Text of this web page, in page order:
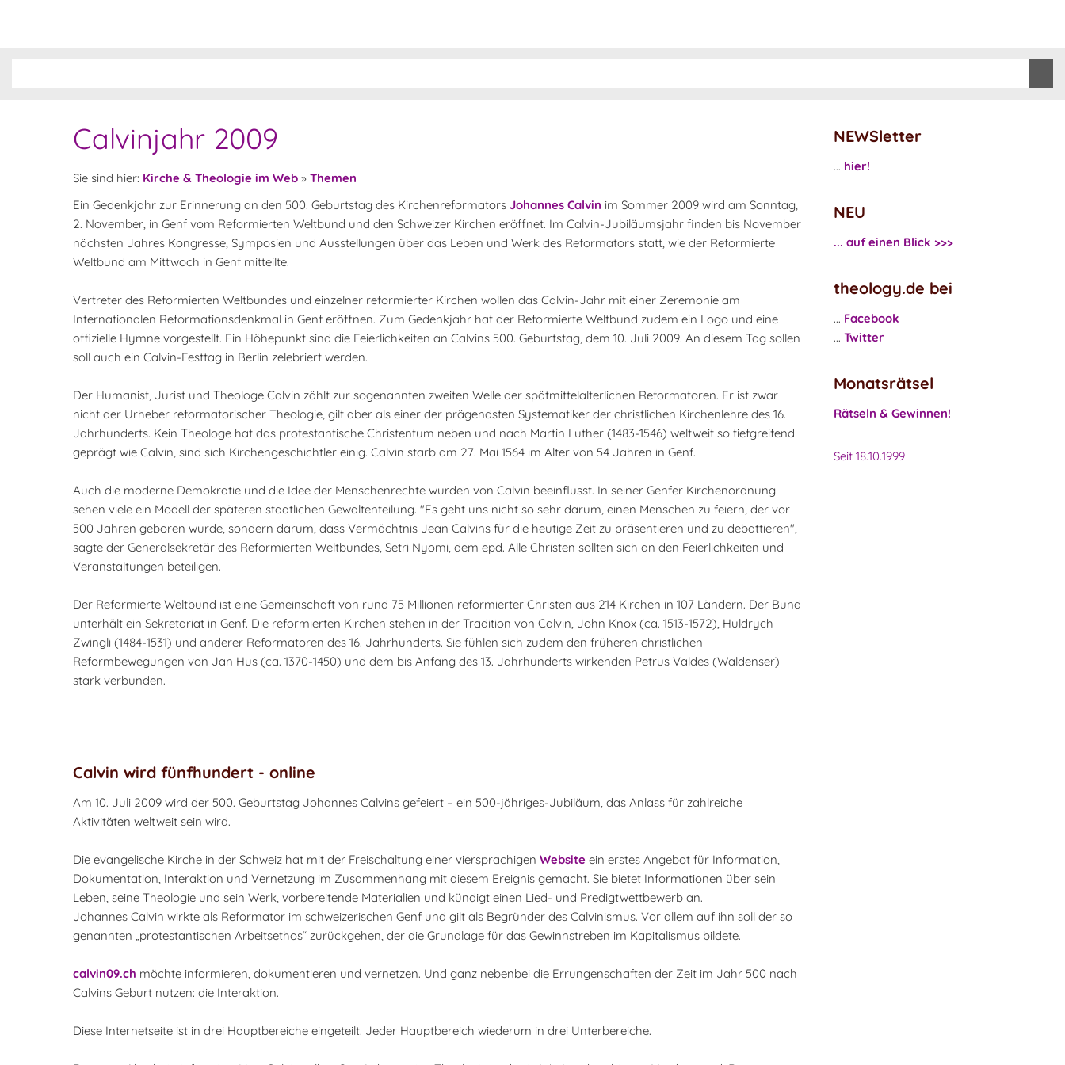
Calvinjahr 2009
Sie sind hier: Kirche & Theologie im Web » Themen
Ein Gedenkjahr zur Erinnerung an den 500. Geburtstag des Kirchenreformators Johannes Calvin im Sommer 2009 wird am Sonntag,
2. November, in Genf vom Reformierten Weltbund und den Schweizer Kirchen eröffnet. Im Calvin-Jubiläumsjahr finden bis November
nächsten Jahres Kongresse, Symposien und Ausstellungen über das Leben und Werk des Reformators statt, wie der Reformierte
Weltbund am Mittwoch in Genf mitteilte.
Vertreter des Reformierten Weltbundes und einzelner reformierter Kirchen wollen das Calvin-Jahr mit einer Zeremonie am
Internationalen Reformationsdenkmal in Genf eröffnen. Zum Gedenkjahr hat der Reformierte Weltbund zudem ein Logo und eine
offizielle Hymne vorgestellt. Ein Höhepunkt sind die Feierlichkeiten an Calvins 500. Geburtstag, dem 10. Juli 2009. An diesem Tag sollen
soll auch ein Calvin-Festtag in Berlin zelebriert werden.
Der Humanist, Jurist und Theologe Calvin zählt zur sogenannten zweiten Welle der spätmittelalterlichen Reformatoren. Er ist zwar
nicht der Urheber reformatorischer Theologie, gilt aber als einer der prägendsten Systematiker der christlichen Kirchenlehre des 16.
Jahrhunderts. Kein Theologe hat das protestantische Christentum neben und nach Martin Luther (1483-1546) weltweit so tiefgreifend
geprägt wie Calvin, sind sich Kirchengeschichtler einig. Calvin starb am 27. Mai 1564 im Alter von 54 Jahren in Genf.
Auch die moderne Demokratie und die Idee der Menschenrechte wurden von Calvin beeinflusst. In seiner Genfer Kirchenordnung
sehen viele ein Modell der späteren staatlichen Gewaltenteilung. "Es geht uns nicht so sehr darum, einen Menschen zu feiern, der vor
500 Jahren geboren wurde, sondern darum, dass Vermächtnis Jean Calvins für die heutige Zeit zu präsentieren und zu debattieren",
sagte der Generalsekretär des Reformierten Weltbundes, Setri Nyomi, dem epd. Alle Christen sollten sich an den Feierlichkeiten und
Veranstaltungen beteiligen.
Der Reformierte Weltbund ist eine Gemeinschaft von rund 75 Millionen reformierter Christen aus 214 Kirchen in 107 Ländern. Der Bund
unterhält ein Sekretariat in Genf. Die reformierten Kirchen stehen in der Tradition von Calvin, John Knox (ca. 1513-1572), Huldrych
Zwingli (1484-1531) und anderer Reformatoren des 16. Jahrhunderts. Sie fühlen sich zudem den früheren christlichen
Reformbewegungen von Jan Hus (ca. 1370-1450) und dem bis Anfang des 13. Jahrhunderts wirkenden Petrus Valdes (Waldenser)
stark verbunden.
Calvin wird fünfhundert - online
Am 10. Juli 2009 wird der 500. Geburtstag Johannes Calvins gefeiert – ein 500-jähriges-Jubiläum, das Anlass für zahlreiche
Aktivitäten weltweit sein wird.
Die evangelische Kirche in der Schweiz hat mit der Freischaltung einer viersprachigen Website ein erstes Angebot für Information,
Dokumentation, Interaktion und Vernetzung im Zusammenhang mit diesem Ereignis gemacht. Sie bietet Informationen über sein
Leben, seine Theologie und sein Werk, vorbereitende Materialien und kündigt einen Lied- und Predigtwettbewerb an.
Johannes Calvin wirkte als Reformator im schweizerischen Genf und gilt als Begründer des Calvinismus. Vor allem auf ihn soll der so
genannten „protestantischen Arbeitsethos“ zurückgehen, der die Grundlage für das Gewinnstreben im Kapitalismus bildete.
calvin09.ch möchte informieren, dokumentieren und vernetzen. Und ganz nebenbei die Errungenschaften der Zeit im Jahr 500 nach
Calvins Geburt nutzen: die Interaktion.
Diese Internetseite ist in drei Hauptbereiche eingeteilt. Jeder Hauptbereich wiederum in drei Unterbereiche.
NEWSletter
... hier!
NEU
... auf einen Blick >>>
theology.de bei
... Facebook
... Twitter
Monatsrätsel
Rätseln & Gewinnen!
Seit 18.10.1999